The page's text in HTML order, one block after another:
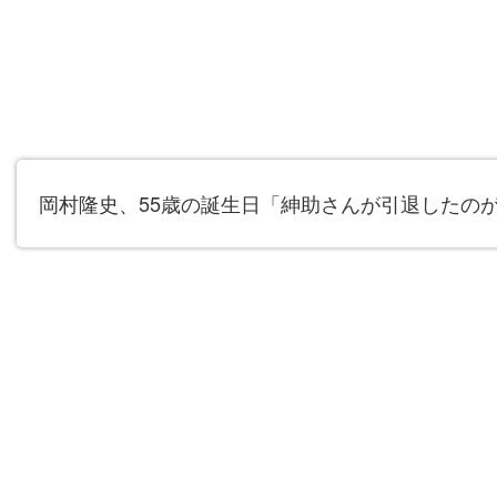
岡村隆史、55歳の誕生日「紳助さんが引退したの